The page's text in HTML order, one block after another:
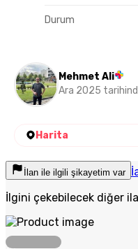
Durum
Mehmet Ali
Ara 2025
Harita
İlan ile ilgili şikayetim var
İlgini çekebilecek diğer